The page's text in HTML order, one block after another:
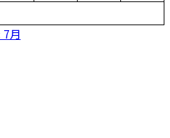
7月